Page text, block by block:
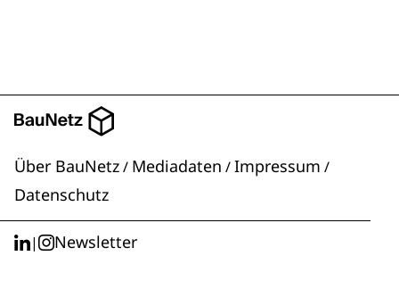
Über BauNetz/ Mediadaten /Impressum /
Datenschutz
| Newsletter